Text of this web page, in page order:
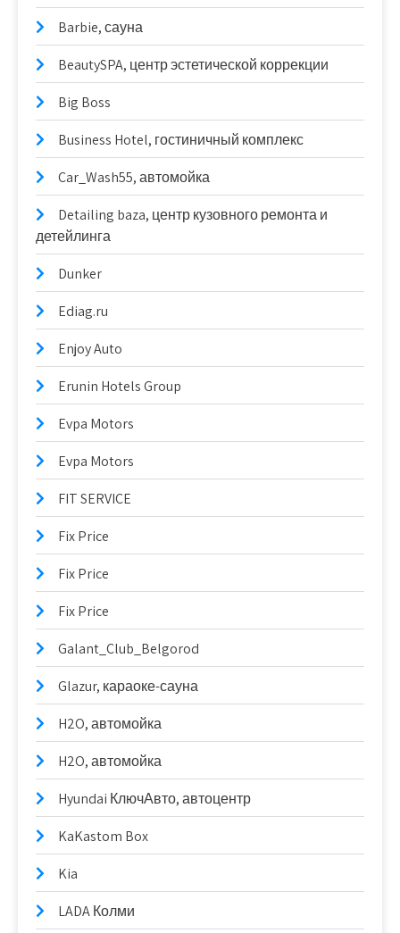
Barbie, сауна
BeautySPA, центр эстетической коррекции
Big Boss
Business Hotel, гостиничный комплекс
Car_Wash55, автомойка
Detailing baza, центр кузовного ремонта и
детейлинга
Dunker
Ediag.ru
Enjoy Auto
Erunin Hotels Group
Evpa Motors
Evpa Motors
FIT SERVICE
Fix Price
Fix Price
Fix Price
Galant_Club_Belgorod
Glazur, караоке-сауна
H2O, автомойка
H2O, автомойка
Hyundai КлючАвто, автоцентр
KaKastom Box
Kia
LADA Колми